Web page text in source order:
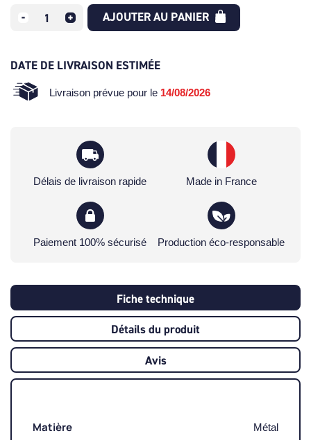
AJOUTER AU PANIER
DATE DE LIVRAISON ESTIMÉE
Livraison prévue pour le 14/08/2026
Délais de livraison rapide Made in France
Paiement 100% sécurisé Production éco-responsable
Fiche technique
Détails du produit
Avis
Matière Métal